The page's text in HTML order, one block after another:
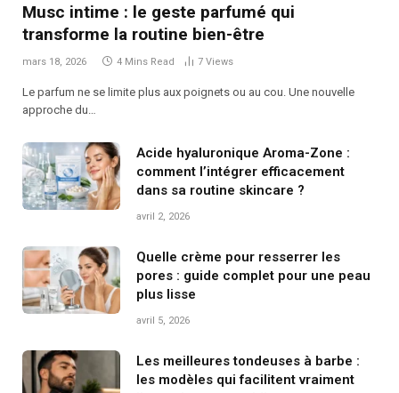
Musc intime : le geste parfumé qui
transforme la routine bien-être
mars 18, 2026 4 Mins Read 7 Views
Le parfum ne se limite plus aux poignets ou au cou. Une nouvelle
approche du…
Acide hyaluronique Aroma-Zone :
comment l’intégrer efficacement
dans sa routine skincare ?
avril 2, 2026
Quelle crème pour resserrer les
pores : guide complet pour une peau
plus lisse
avril 5, 2026
Les meilleures tondeuses à barbe :
les modèles qui facilitent vraiment